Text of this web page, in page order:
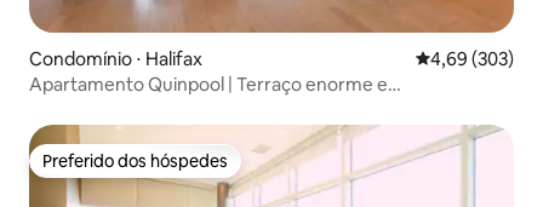
Condomínio ⋅ Halifax 4,69 de uma
4,69 (303)
Apartamento Quinpool | Terraço enorme e
Preferido dos hóspedes
Preferido dos hóspedes